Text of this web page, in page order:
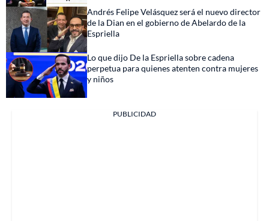
Andrés Felipe Velásquez será el nuevo director
de la Dian en el gobierno de Abelardo de la
Espriella
Lo que dijo De la Espriella sobre cadena
perpetua para quienes atenten contra mujeres
y niños
PUBLICIDAD